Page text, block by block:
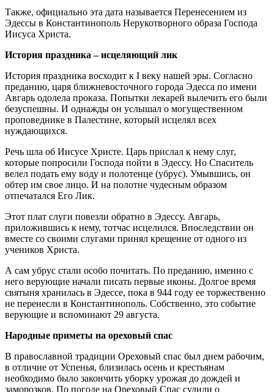
Также, официально эта дата называется Перенесением из
Эдессы в Константинополь Нерукотворного образа Господа
Иисуса Христа.
История праздника – исцеляющий лик
История праздника восходит к I веку нашей эры. Согласно
преданию, царя ближневосточного города Эдесса по имени
Авгарь одолела проказа. Попытки лекарей вылечить его были
безуспешны. И однажды он услышал о могущественном
проповеднике в Палестине, который исцелял всех
нуждающихся.
Речь шла об Иисусе Христе. Царь прислал к нему слуг,
которые попросили Господа пойти в Эдессу. Но Спаситель
велел подать ему воду и полотенце (убрус). Умывшись, он
обтер им свое лицо. И на полотне чудесным образом
отпечатался Его Лик.
Этот плат слуги повезли обратно в Эдессу. Авгарь,
приложившись к нему, тотчас исцелился. Впоследствии он
вместе со своими слугами принял крещение от одного из
учеников Христа.
А сам убрус стали особо почитать. По преданию, именно с
него верующие начали писать первые иконы. Долгое время
святыня хранилась в Эдессе, пока в 944 году ее торжественно
не перенесли в Константинополь. Собственно, это событие
верующие и вспоминают 29 августа.
Народные приметы на ореховый спас
В православной традиции Ореховый спас был днем рабочим,
в отличие от Успенья, близилась осень и крестьянам
необходимо было закончить уборку урожая до дождей и
заморозков. По погоде на Ореховый Спас судили о